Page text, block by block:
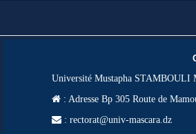
Université Mustapha STAMBOULI
: Adresse Bp 305 Route de
: rectorat@univ-mascara.dz